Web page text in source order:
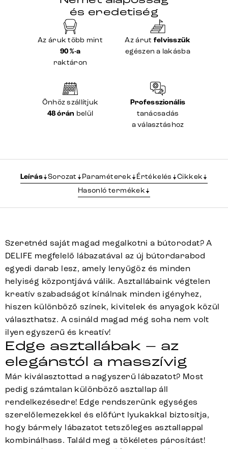
és eredetiség
Az áruk több mint
90 %-a
raktáron
Az árut felvisszük
egészen a lakásba
Önhöz szállítjuk
48 órán belül
Professzionális
tanácsadás
a választáshoz
Leírás Sorozat Paraméterek Értékelés
Cikkek
Hasonló termékek
Szeretnéd saját magad megalkotni a bútorodat? A
DELIFE megfelelő lábazatával az új bútordarabod
egyedi darab lesz, amely lenyűgöz és minden
helyiség központjává válik. Asztallábaink végtelen
kreatív szabadságot kínálnak minden igényhez,
hiszen különböző színek, kivitelek és anyagok közül
választhatsz. A csináld magad még soha nem volt
ilyen egyszerű és kreatív!
Edge asztallábak – az
elegánstól a masszívig
Már kiválasztottad a nagyszerű lábazatot? Most
pedig számtalan különböző asztallap áll
rendelkezésedre! Edge rendszerünk egységes
szerelőlemezekkel és előfúrt lyukakkal biztosítja,
hogy bármely lábazatot tetszőleges asztallappal
kombinálhass. Találd meg a tökéletes párosítást!